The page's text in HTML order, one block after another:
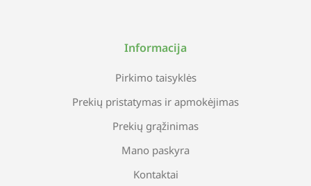
Informacija
Pirkimo taisyklės
Prekių pristatymas ir apmokėjimas
Prekių grąžinimas
Mano paskyra
Kontaktai